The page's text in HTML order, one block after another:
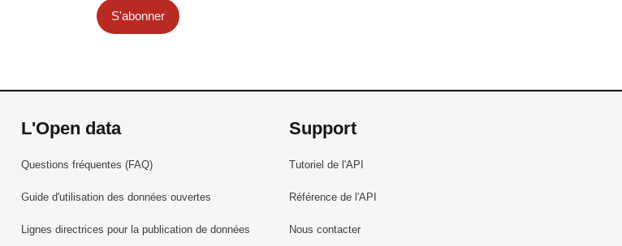
S'abonner
L'Open data
Questions fréquentes (FAQ)
Guide d'utilisation des données ouvertes
Lignes directrices pour la publication de données
Support
Tutoriel de l'API
Référence de l'API
Nous contacter